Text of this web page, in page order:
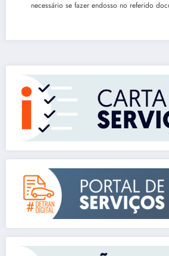
necessário se fazer endosso no referido